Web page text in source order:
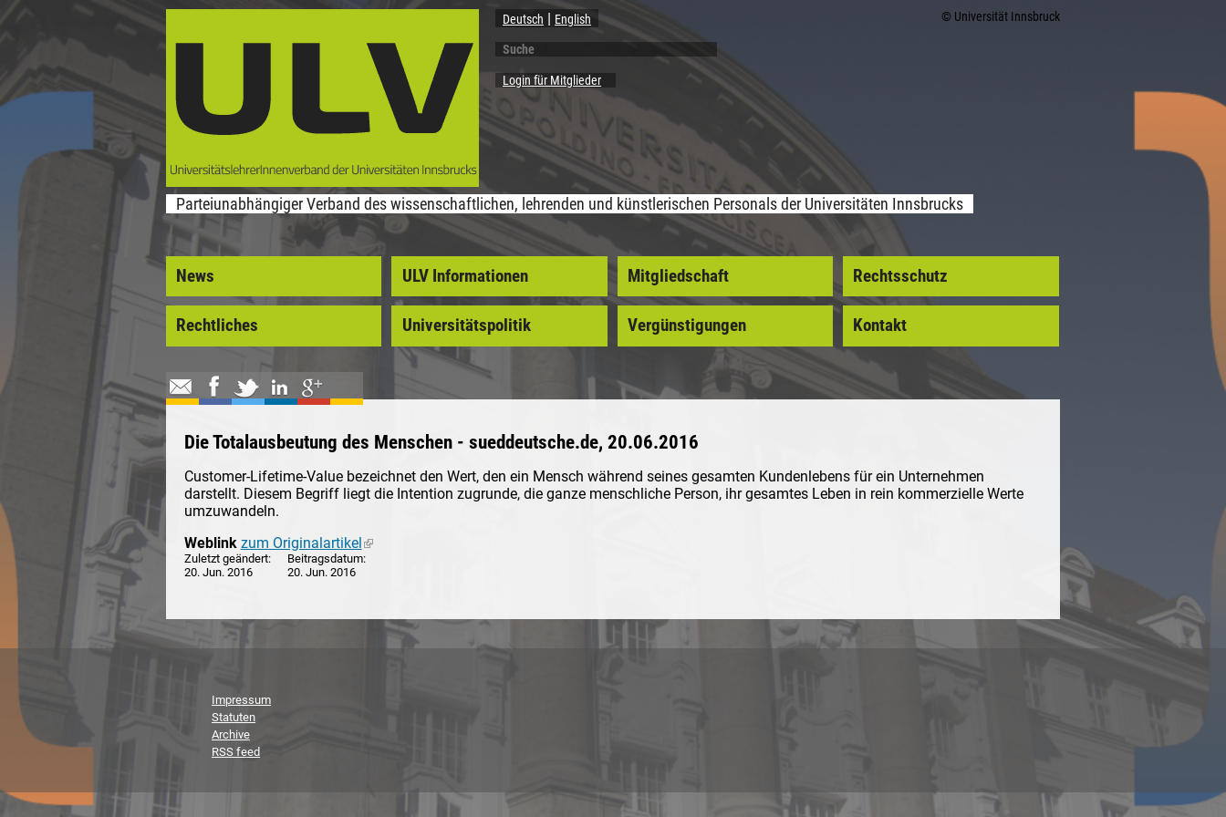
© Universität Innsbruck
Parteiunabhängiger Verband des wissenschaftlichen, lehrenden und künstlerischen Personals der Universitäten Innsbrucks
Deutsch English
Suchformular
Suche
Login für Mitglieder
News ULV Informationen Mitgliedschaft Rechtsschutz
Rechtliches Universitätspolitik Vergünstigungen Kontakt
Die Totalausbeutung des Menschen - sueddeutsche.de, 20.06.2016
Customer-Lifetime-Value bezeichnet den Wert, den ein Mensch während seines gesamten Kundenlebens für ein Unternehmen
darstellt. Diesem Begriff liegt die Intention zugrunde, die ganze menschliche Person, ihr gesamtes Leben in rein kommerzielle Werte
umzuwandeln.
Weblink zum Originalartikel (link is external)
Zuletzt geändert
20. Jun. 2016
Beitragsdatum
20. Jun. 2016
Impressum
Statuten
Archive
RSS feed